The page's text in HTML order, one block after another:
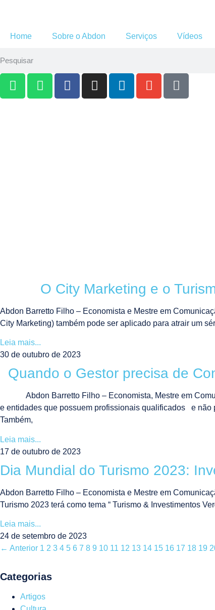
Home Sobre o Abdon Serviços Vídeos
O City Marketing e o
Abdon Barretto Filho – Economista e Mestre em
City Marketing) também pode ser aplicado para atrair um
Leia mais...
30 de outubro de 2023
Quando o Gestor precisa de
Abdon Barretto Filho – Economista, Mestre em
e entidades que possuem profissionais qualificados e não
Também,
Leia mais...
17 de outubro de 2023
Dia Mundial do Turismo 2023:
Abdon Barretto Filho – Economista e Mestre em
Turismo 2023 terá como tema “ Turismo & Investimentos
Leia mais...
24 de setembro de 2023
← Anterior 1 2 3 4 5 6 7 8 9 10 11 12 13 14 15 16 17 18 19
Categorias
Artigos